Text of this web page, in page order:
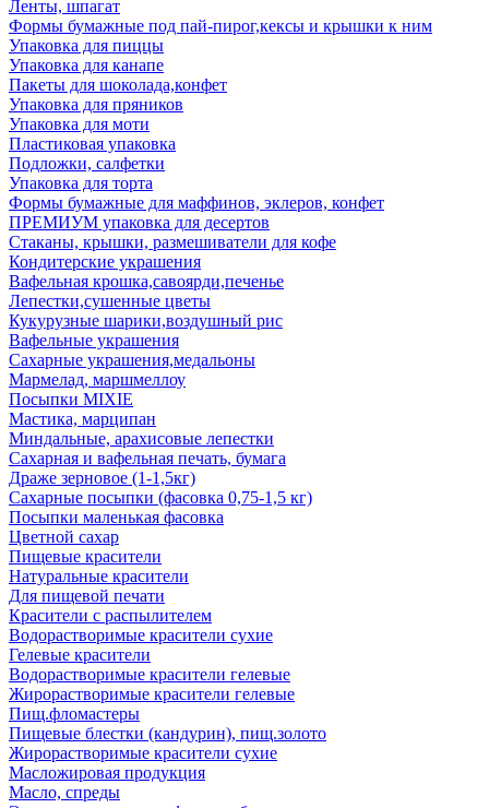
Ленты, шпагат
Формы бумажные под пай-пирог,кексы и крышки к ним
Упаковка для пиццы
Упаковка для канапе
Пакеты для шоколада,конфет
Упаковка для пряников
Упаковка для моти
Пластиковая упаковка
Подложки, салфетки
Упаковка для торта
Формы бумажные для маффинов, эклеров, конфет
ПРЕМИУМ упаковка для десертов
Стаканы, крышки, размешиватели для кофе
Кондитерские украшения
Вафельная крошка,савоярди,печенье
Лепестки,сушенные цветы
Кукурузные шарики,воздушный рис
Вафельные украшения
Сахарные украшения,медальоны
Мармелад, маршмеллоу
Посыпки MIXIE
Мастика, марципан
Миндальные, арахисовые лепестки
Сахарная и вафельная печать, бумага
Драже зерновое (1-1,5кг)
Сахарные посыпки (фасовка 0,75-1,5 кг)
Посыпки маленькая фасовка
Цветной сахар
Пищевые красители
Натуральные красители
Для пищевой печати
Красители с распылителем
Водорастворимые красители сухие
Гелевые красители
Водорастворимые красители гелевые
Жирорастворимые красители гелевые
Пищ.фломастеры
Пищевые блестки (кандурин), пищ.золото
Жирорастворимые красители сухие
Масложировая продукция
Масло, спреды